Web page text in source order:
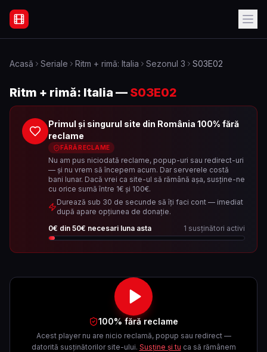
Filme Online Subtitrate - Acasă
Acasă Seriale Ritm + rimă: Italia Sezonul 3 S03E02
Ritm + rimă: Italia — S03E02
Primul și singurul site din România 100% fără
reclame
FĂRĂ RECLAME
Nu am pus niciodată reclame, popup-uri sau redirect-uri
— și nu vrem să începem acum. Dar serverele costă
bani lunar. Dacă vrei ca site-ul să rămână așa, susține-ne
cu orice sumă între 1€ și 100€.
Durează sub 30 de secunde să îți faci cont — imediat
după apare opțiunea de donație.
0€ din 50€ necesari luna asta 1 susținători activi
100% fără reclame
Acest player nu are nicio reclamă, popup sau redirect —
datorită susținătorilor site-ului. Susține și tu ca să rămânem